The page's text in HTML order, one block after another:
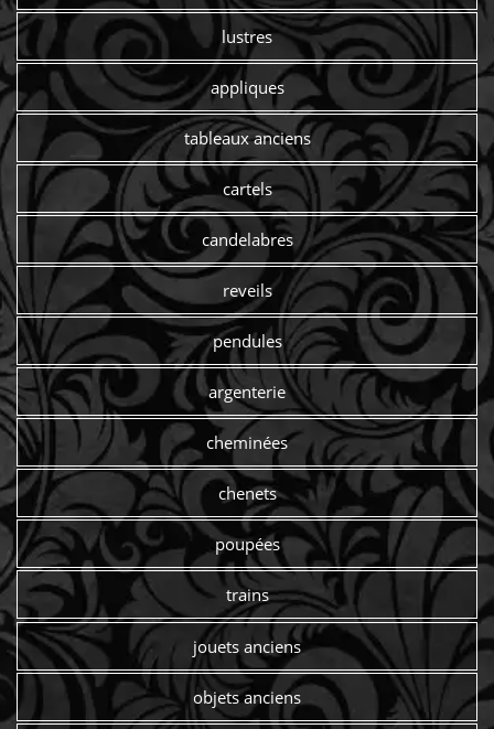
lustres
appliques
tableaux anciens
cartels
candelabres
reveils
pendules
argenterie
cheminées
chenets
poupées
trains
jouets anciens
objets anciens